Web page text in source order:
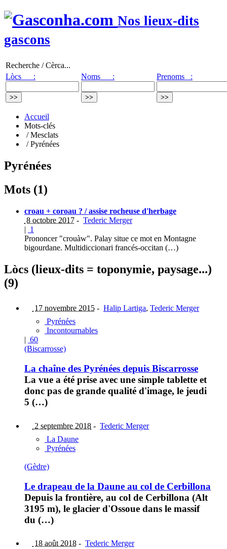
Nos lieux-dits
gascons
Recherche / Cèrca...
Lòcs :
Noms : Prenoms :
Accueil
Mots-clés
/ Mesclats
/ Pyrénées
Pyrénées
Mots (1)
croau + coroau ? / assise rocheuse d'herbage
8 octobre 2017 - Tederic Merger
| 1
Prononcer "crouàw". Palay situe ce mot en Montagne
bigourdane. Multidiccionari francés-occitan (…)
Lòcs (lieux-dits = toponymie, paysage...)
(9)
17 novembre 2015 - Halip Lartiga, Tederic Merger
Pyrénées
Incontournables
| 60
(Biscarrosse)
La chaîne des Pyrénées depuis Biscarrosse
La vue a été prise avec une simple tablette et
donc pas de grande qualité d'image, le jeudi
5 (…)
2 septembre 2018 - Tederic Merger
La Daune
Pyrénées
(Gèdre)
Le drapeau de la Daune au col de Cerbillona
Depuis la frontière, au col de Cerbillona (Alt
3195 m), le glacier d'Ossoue dans le massif
du (…)
18 août 2018 - Tederic Merger